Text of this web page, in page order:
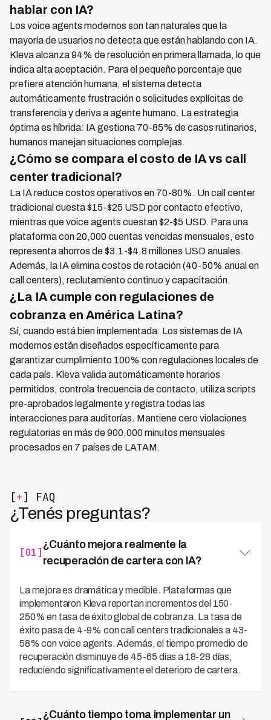
hablar con IA?
Los voice agents modernos son tan naturales que la
mayoría de usuarios no detecta que están hablando con IA.
Kleva alcanza 94% de resolución en primera llamada, lo que
indica alta aceptación. Para el pequeño porcentaje que
prefiere atención humana, el sistema detecta
automáticamente frustración o solicitudes explícitas de
transferencia y deriva a agente humano. La estrategia
óptima es híbrida: IA gestiona 70-85% de casos rutinarios,
humanos manejan situaciones complejas.
¿Cómo se compara el costo de IA vs call
center tradicional?
La IA reduce costos operativos en 70-80%. Un call center
tradicional cuesta $15-$25 USD por contacto efectivo,
mientras que voice agents cuestan $2-$5 USD. Para una
plataforma con 20,000 cuentas vencidas mensuales, esto
representa ahorros de $3.1-$4.8 millones USD anuales.
Además, la IA elimina costos de rotación (40-50% anual en
call centers), reclutamiento continuo y capacitación.
¿La IA cumple con regulaciones de
cobranza en América Latina?
Sí, cuando está bien implementada. Los sistemas de IA
modernos están diseñados específicamente para
garantizar cumplimiento 100% con regulaciones locales de
cada país. Kleva valida automáticamente horarios
permitidos, controla frecuencia de contacto, utiliza scripts
pre-aprobados legalmente y registra todas las
interacciones para auditorías. Mantiene cero violaciones
regulatorias en más de 900,000 minutos mensuales
procesados en 7 países de LATAM.
[+] FAQ
¿Tenés preguntas?
[01]
¿Cuánto mejora realmente la
recuperación de cartera con IA?
La mejora es dramática y medible. Plataformas que
implementaron Kleva reportan incrementos del 150-
250% en tasa de éxito global de cobranza. La tasa de
éxito pasa de 4-9% con call centers tradicionales a 43-
58% con voice agents. Además, el tiempo promedio de
recuperación disminuye de 45-65 días a 18-28 días,
reduciendo significativamente el deterioro de cartera.
¿Cuánto tiempo toma implementar un